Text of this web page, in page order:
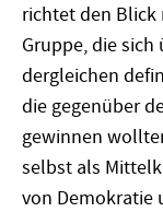
richtet den Blick
Gruppe, die
dergleichen
die gegenüber
gewinnen
selbst als
von Demokratie